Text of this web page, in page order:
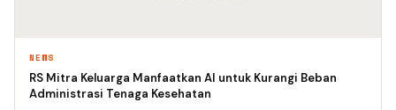
NEWS
RS Mitra Keluarga Manfaatkan AI untuk Kurangi Beban
Administrasi Tenaga Kesehatan